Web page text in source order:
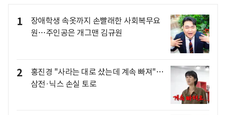
1
장애학생 속옷까지 손빨래한 사회복무요
원…주인공은 개그맨 김규원
2
홍진경 "사라는 대로 샀는데 계속 빠져"…
삼전·닉스 손실 토로